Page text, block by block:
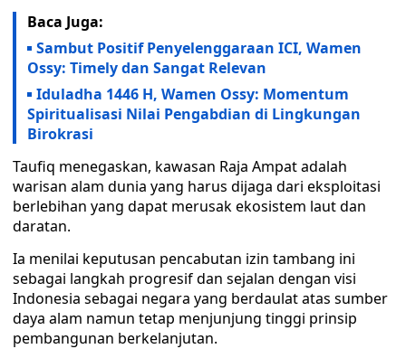
Baca Juga:
Sambut Positif Penyelenggaraan ICI, Wamen
Ossy: Timely dan Sangat Relevan
Iduladha 1446 H, Wamen Ossy: Momentum
Spiritualisasi Nilai Pengabdian di Lingkungan
Birokrasi
Taufiq menegaskan, kawasan Raja Ampat adalah
warisan alam dunia yang harus dijaga dari eksploitasi
berlebihan yang dapat merusak ekosistem laut dan
daratan.
Ia menilai keputusan pencabutan izin tambang ini
sebagai langkah progresif dan sejalan dengan visi
Indonesia sebagai negara yang berdaulat atas sumber
daya alam namun tetap menjunjung tinggi prinsip
pembangunan berkelanjutan.